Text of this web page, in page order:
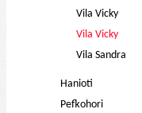
Vila Vicky
Vila Vicky
Vila Sandra
Hanioti
Pefkohori